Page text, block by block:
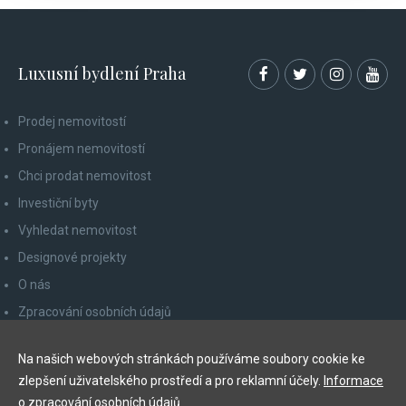
Luxusní bydlení Praha
Prodej nemovitostí
Pronájem nemovitostí
Chci prodat nemovitost
Investiční byty
Vyhledat nemovitost
Designové projekty
O nás
Zpracování osobních údajů
Odhlášení z newsletteru
Na našich webových stránkách používáme soubory cookie ke
zlepšení uživatelského prostředí a pro reklamní účely. Informace
o zpracování osobních údajů